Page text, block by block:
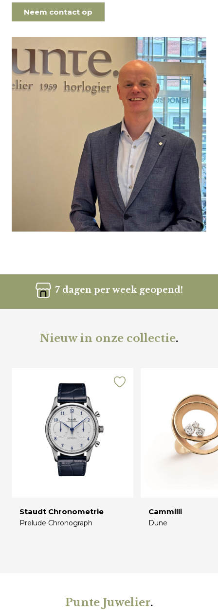
Neem contact op
7 dagen per week geopend!
Nieuw in onze collectie.
Staudt Chronometrie
Prelude Chronograph
Cammilli
Dune
Punte Juwelier.